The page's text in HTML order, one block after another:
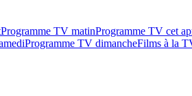
Programme TV matinProgramme TV cet
Programme TV dimancheFilms à la